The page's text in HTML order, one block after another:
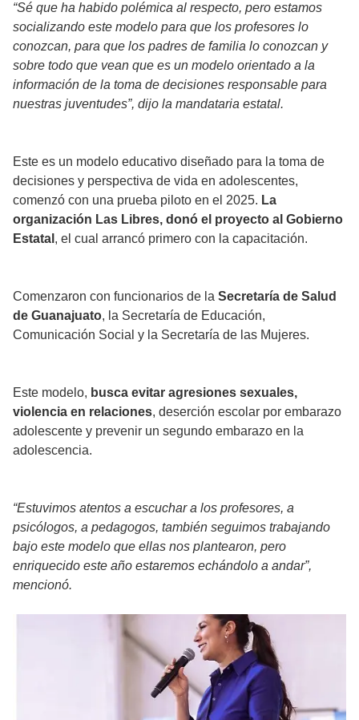
“Sé que ha habido polémica al respecto, pero estamos
socializando este modelo para que los profesores lo
conozcan, para que los padres de familia lo conozcan y
sobre todo que vean que es un modelo orientado a la
información de la toma de decisiones responsable para
nuestras juventudes”, dijo la mandataria estatal.
Este es un modelo educativo diseñado para la toma de
decisiones y perspectiva de vida en adolescentes,
comenzó con una prueba piloto en el 2025. La
organización Las Libres, donó el proyecto al Gobierno
Estatal , el cual arrancó primero con la capacitación.
Comenzaron con funcionarios de la Secretaría de Salud
de Guanajuato, la Secretaría de Educación,
Comunicación Social y la Secretaría de las Mujeres.
Este modelo, busca evitar agresiones sexuales,
violencia en relaciones, deserción escolar por embarazo
adolescente y prevenir un segundo embarazo en la
adolescencia.
“Estuvimos atentos a escuchar a los profesores, a
psicólogos, a pedagogos, también seguimos trabajando
bajo este modelo que ellas nos plantearon, pero
enriquecido este año estaremos echándolo a andar”,
mencionó.